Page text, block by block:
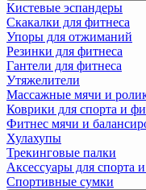
Кистевые эспандеры
Скакалки для фитнеса
Упоры для отжиманий
Резинки для фитнеса
Гантели для фитнеса
Утяжелители
Массажные мячи и
Коврики для спорта и
Фитнес мячи и
Хулахупы
Трекинговые палки
Аксессуары для спорта
Спортивные сумки